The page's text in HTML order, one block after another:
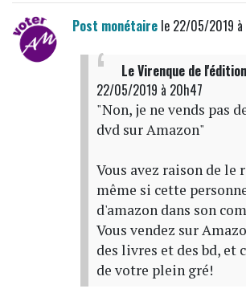
Post monétairele 22/05/2019 à
Le Virenque de l'édition
22/05/2019 à 20h47
"Non, je ne vends pas
dvd sur Amazon"
Vous avez raison de le
même si cette
d'amazon dans son
Vous vendez sur
des livres et des bd, et
de votre plein gré!